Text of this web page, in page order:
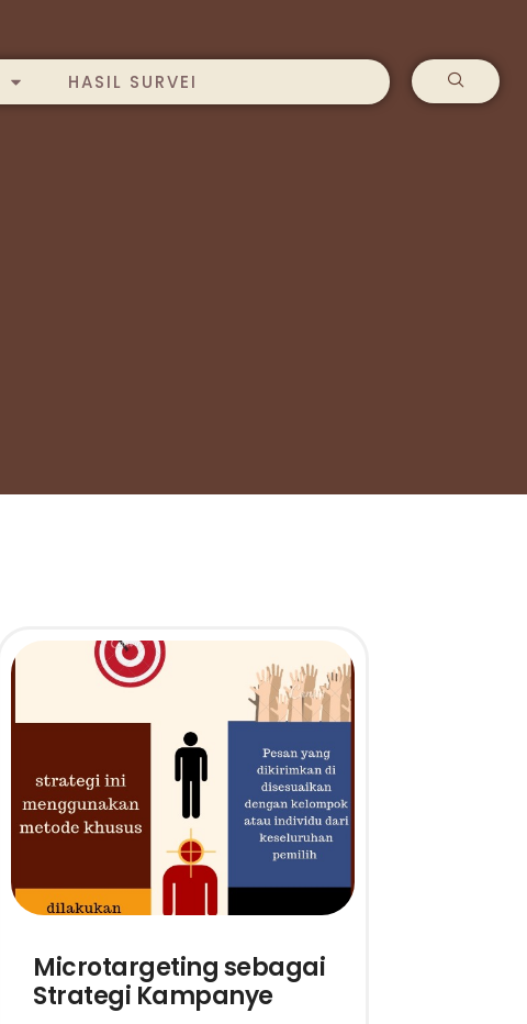
HASIL SURVEI
Microtargeting sebagai
Strategi Kampanye